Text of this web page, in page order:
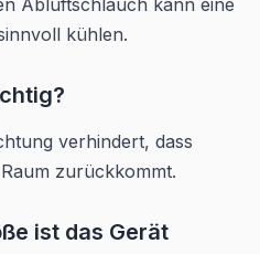
kühlen.
verhindert, dass
zurückkommt.
ist das Gerät